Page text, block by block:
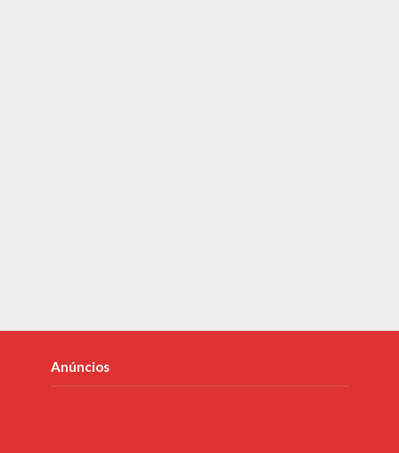
Anúncios